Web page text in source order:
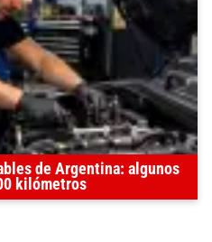
de Argentina: algunos
kilómetros